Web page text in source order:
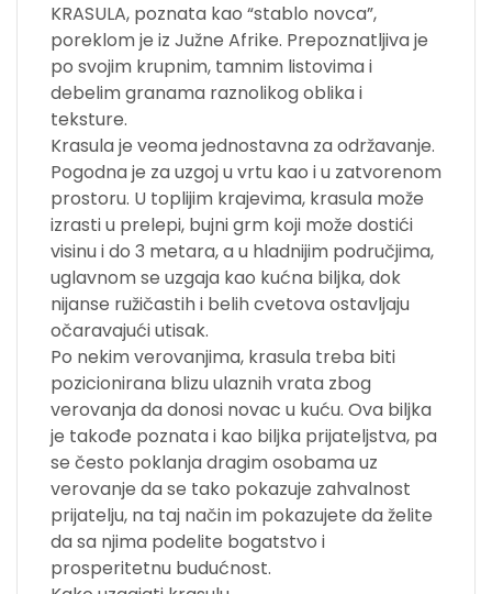
KRASULA, poznata kao “stablo novca”,
poreklom je iz Južne Afrike. Prepoznatljiva je
po svojim krupnim, tamnim listovima i
debelim granama raznolikog oblika i
teksture.
Krasula je veoma jednostavna za održavanje.
Pogodna je za uzgoj u vrtu kao i u zatvorenom
prostoru. U toplijim krajevima, krasula može
izrasti u prelepi, bujni grm koji može dostići
visinu i do 3 metara, a u hladnijim područjima,
uglavnom se uzgaja kao kućna biljka, dok
nijanse ružičastih i belih cvetova ostavljaju
očaravajući utisak.
Po nekim verovanjima, krasula treba biti
pozicionirana blizu ulaznih vrata zbog
verovanja da donosi novac u kuću. Ova biljka
je takođe poznata i kao biljka prijateljstva, pa
se često poklanja dragim osobama uz
verovanje da se tako pokazuje zahvalnost
prijatelju, na taj način im pokazujete da želite
da sa njima podelite bogatstvo i
prosperitetnu budućnost.